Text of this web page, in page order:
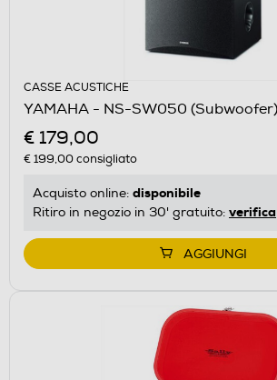
CASSE ACUSTICHE
YAMAHA - NS-SW050
€ 179,00
€ 199,00consigliato
Acquisto online: disponibile
Ritiro in negozio in 30' gratuito: verifica
AGGIUNGI